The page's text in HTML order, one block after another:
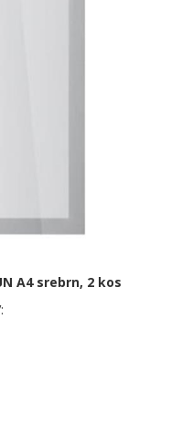
A4 srebrn, 2 kos